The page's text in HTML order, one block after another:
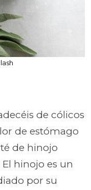
de cólicos
de estómago
de hinojo
hinojo es un
por su